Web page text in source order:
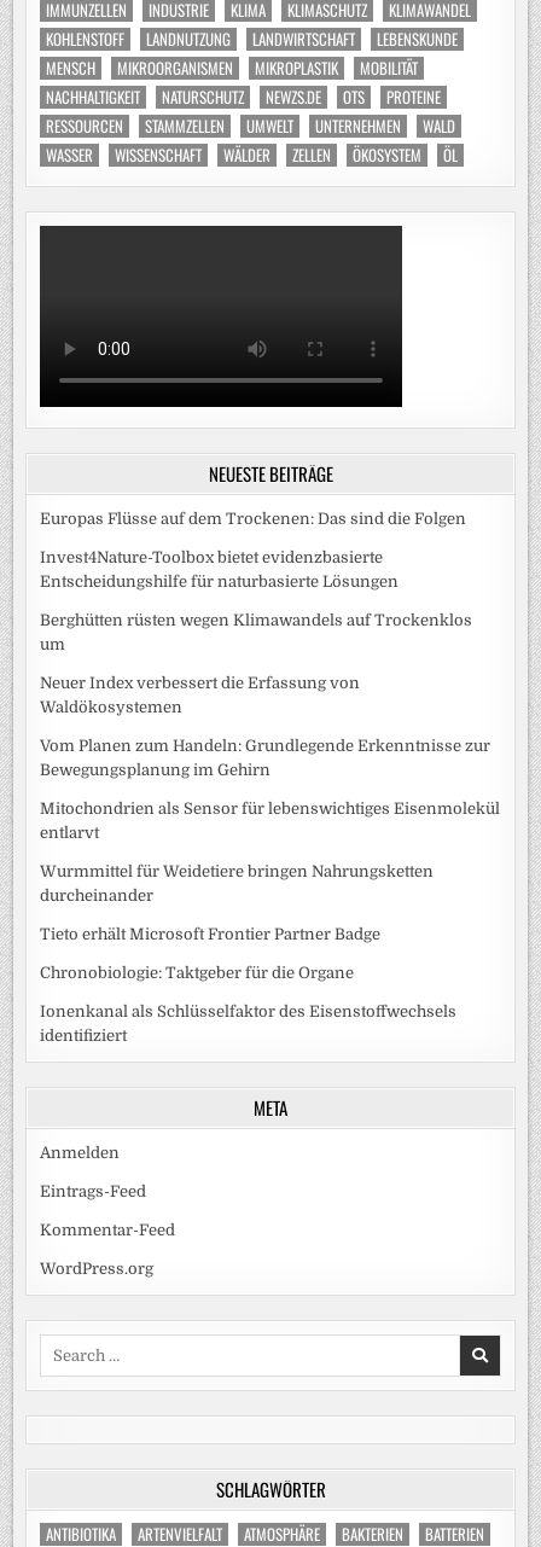
IMMUNZELLEN INDUSTRIE KLIMA KLIMASCHUTZ
KLIMAWANDEL
KOHLENSTOFF
LANDNUTZUNG LANDWIRTSCHAFT
LEBENSKUNDE
MENSCH
MIKROORGANISMEN MIKROPLASTIK
MOBILITÄT
NACHHALTIGKEIT
NATURSCHUTZ NEWZS.DE OTS
PROTEINE
RESSOURCEN
STAMMZELLEN UMWELT UNTERNEHMEN
WALD
WASSER
WISSENSCHAFT WÄLDER ZELLEN ÖKOSYSTEM ÖL
NEUESTE BEITRÄGE
Europas Flüsse auf dem Trockenen: Das sind die Folgen
Invest4Nature-Toolbox bietet evidenzbasierte
Entscheidungshilfe für naturbasierte Lösungen
Berghütten rüsten wegen Klimawandels auf Trockenklos
um
Neuer Index verbessert die Erfassung von
Waldökosystemen
Vom Planen zum Handeln: Grundlegende Erkenntnisse zur
Bewegungsplanung im Gehirn
Mitochondrien als Sensor für lebenswichtiges Eisenmolekül
entlarvt
Wurmmittel für Weidetiere bringen Nahrungsketten
durcheinander
Tieto erhält Microsoft Frontier Partner Badge
Chronobiologie: Taktgeber für die Organe
Ionenkanal als Schlüsselfaktor des Eisenstoffwechsels
identifiziert
META
Anmelden
Eintrags-Feed
Kommentar-Feed
WordPress.org
Search
SCHLAGWÖRTER
ANTIBIOTIKA ARTENVIELFALT ATMOSPHÄRE BAKTERIEN
BATTERIEN